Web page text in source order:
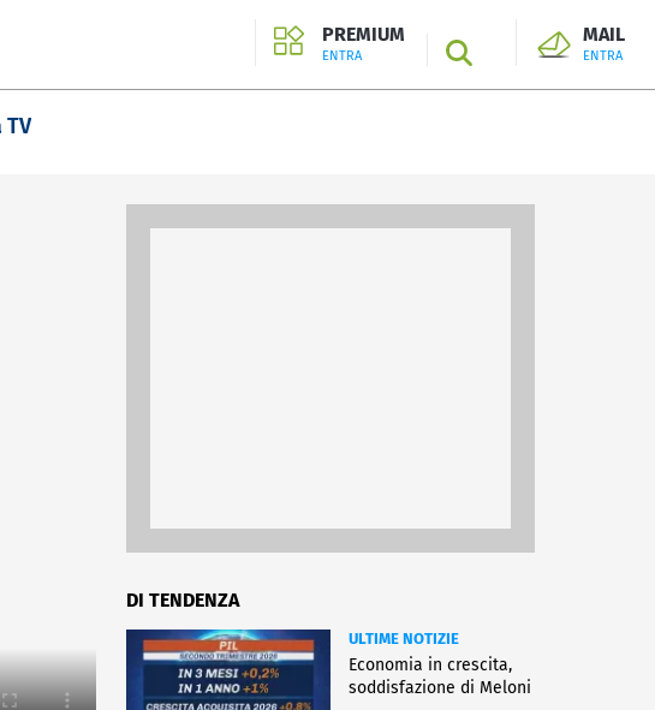
PREMIUM
ENTRA SEARCH
MAIL
ENTRA
TV
DI TENDENZA
ULTIME NOTIZIE
Economia in crescita,
soddisfazione di Meloni